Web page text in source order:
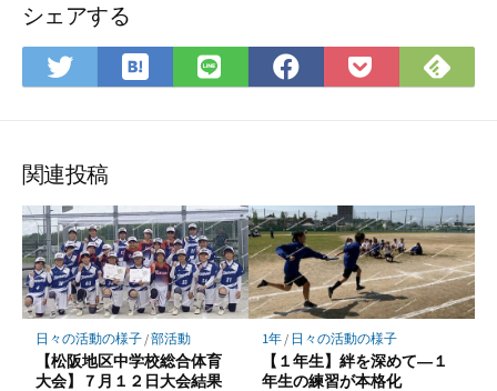
シェアする
Twitter
で
ア
は
て
ク
マ
ー
ク
に
保
存
LINE
で
Facebook
で
Pocket
に
で
関連投稿
日々の活動の様子/部活動
【松阪地区中学校総合体育
大会】７月１２日大会結果
1年/ 日々の活動の様子
【１年生】絆を深めて―１
年生の練習が本格化